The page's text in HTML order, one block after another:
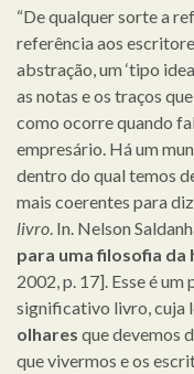
“De qualquer sorte a
referência aos
abstração, um ‘tipo
as notas e os traços
como ocorre quando
empresário. Há um
dentro do qual temos
mais coerentes para
livro . In. Nelson
para uma filosofia da
2002, p. 17]. Esse é
significativo livro, cuja
olhares que devemos
que vivermos e os